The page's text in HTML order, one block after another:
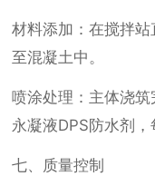
材料添加：在搅拌
至混凝土中。
喷涂处理：主体浇
永凝液DPS防水剂，
七、质量控制